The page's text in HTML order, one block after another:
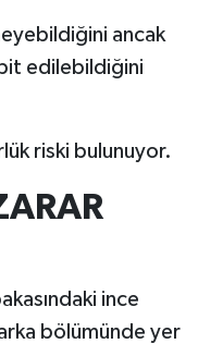
ancak
edilebildiğini
riski bulunuyor.
ince
bölümünde yer